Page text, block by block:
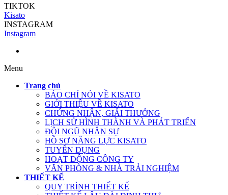
TIKTOK
Kisato
INSTAGRAM
Instagram
Menu
Trang chủ
BÁO CHÍ NÓI VỀ KISATO
GIỚI THIỆU VỀ KISATO
CHỨNG NHẬN, GIẢI THƯỞNG
LỊCH SỬ HÌNH THÀNH VÀ PHÁT TRIỂN
ĐỘI NGŨ NHÂN SỰ
HỒ SƠ NĂNG LỰC KISATO
TUYỂN DỤNG
HOẠT ĐỘNG CÔNG TY
VĂN PHÒNG & NHÀ TRẢI NGHIỆM
THIẾT KẾ
QUY TRÌNH THIẾT KẾ